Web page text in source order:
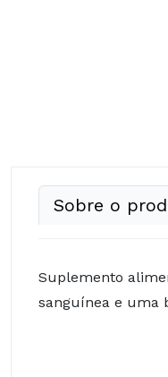
Sobre o
Suplemento
sanguínea e uma